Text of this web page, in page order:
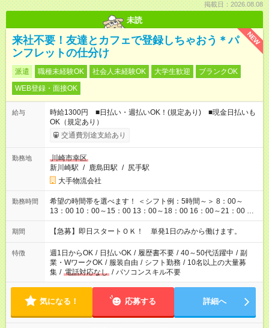
掲載日：2026.08.08
未読
NEW
来社不要！友達とカフェで登録しちゃおう＊パ
ンフレットの仕分け
派遣 職種未経験OK 社会人未経験OK 大学生歓迎
ブランクOK
WEB登録・面接OK
給与
時給1300円 ■日払い・週払いOK！(規定あり) ■現金日払いも
OK（規定あり）
交通費別途支給あり
勤務地
川崎市幸区
新川崎駅 / 鹿島田駅 / 尻手駅
大手物流会社
勤務時間
希望の時間帯を選べます！ ＜シフト例：5時間～＞ 8：00～
13：00 10：00～15：00 13：00～18：00 16：00～21：00 ＜
シフト例：8時間～＞ ・10：00～19：00 ・13：00～22：00 ・
22：00～翌6：00 など！是非ご希望をお聞かせください！
期間 【急募】即日スタートＯＫ！ 単発1日のみから働けます。
特徴 週1日からOK / 日払いOK / 履歴書不要 / 40～50代活躍中 / 副
業・WワークOK / 服装自由 / シフト勤務 / 10名以上の大量募
集 / 電話対応なし / パソコンスキル不要
気になる！ 応募する 詳細へ